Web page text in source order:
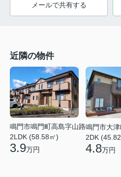
メールで共有する
近隣の物件
鳴門市鳴門町高島字山路
2LDK (58.58㎡)
3.9万円
鳴門市大津
2DK
4.8万円